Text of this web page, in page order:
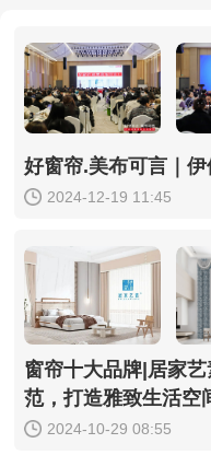
好窗帘.美布可言｜
2024-12-19 11:45
窗帘十大品牌|居家
范，打造雅致生活空
2024-10-29 08:55